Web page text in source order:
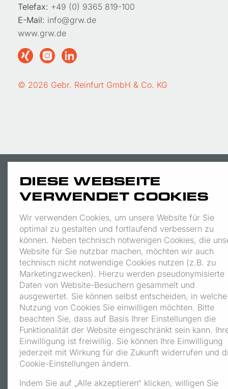
Telefax: +49 (0) 9365 819-100
E-Mail: info@grw.de
www.grw.de
© 2026 Gebr. Reinfurt GmbH & Co. KG
DIESE WEBSEITE
VERWENDET COOKIES
Wir verwenden Cookies, um unsere Website für Sie
optimal zu gestalten und fortlaufend verbessern zu
können. Neben technisch notwenigen Cookies, die
Website für Sie nutzbar machen, möchten wir auch
technisch nicht notwendige Cookies nutzen (z.B. zu
Marketingzwecken). Hierzu werden pseudonymisierte
Daten von Website-Besuchern gesammelt und
ausgewertet. Sie können selbst entscheiden, in welche
Nutzung von Cookies Sie einwilligen möchten. Bitte
beachten Sie, dass auf Basis Ihrer Einstellungen die
Funktionalität der Website eingeschränkt sein kann.
Einwilligung ist freiwillig. Sie können Ihre Einwilligung
jederzeit mit Wirkung für die Zukunft widerrufen und
Cookie-Einstellungen ändern.
Indem Sie auf „Alle akzeptieren“ klicken, willigen Sie